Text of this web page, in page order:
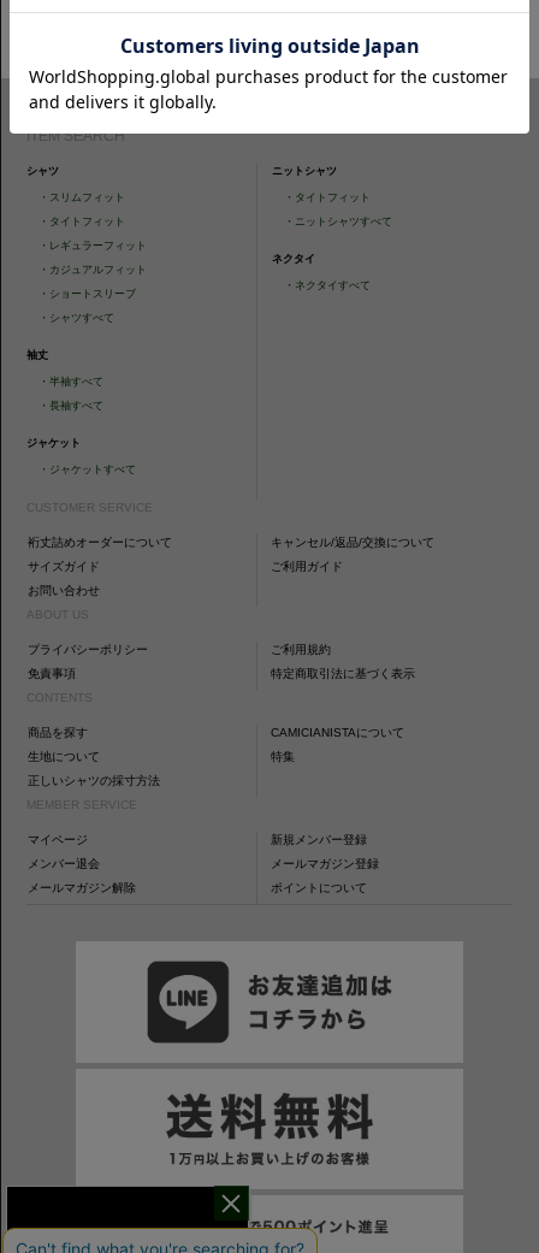
CAMICIANISTAの最新情報、スタイル提案などをおしらせします。是非フ
ITEM SEARCH
シャツ
・ スリムフィット
・ タイトフィット
・ レギュラーフィット
・ カジュアルフィット
・ ショートスリーブ
・ シャツすべて
袖丈
・半袖すべて
・長袖すべて
ジャケット
・ ジャケットすべて
ニットシャツ
・ タイトフィット
・ ニットシャツすべて
ネクタイ
・ ネクタイすべて
CUSTOMER SERVICE
裄丈詰めオーダーについて
キャンセル/返品/交換について
サイズガイド
ご利用ガイド
お問い合わせ
ABOUT US
プライバシーポリシー
ご利用規約
免責事項
特定商取引法に基づく表示
CONTENTS
商品を探す
CAMICIANISTAについて
生地について
特集
正しいシャツの採寸方法
MEMBER SERVICE
マイページ
新規メンバー登録
メンバー退会
メールマガジン登録
メールマガジン解除
ポイントについて